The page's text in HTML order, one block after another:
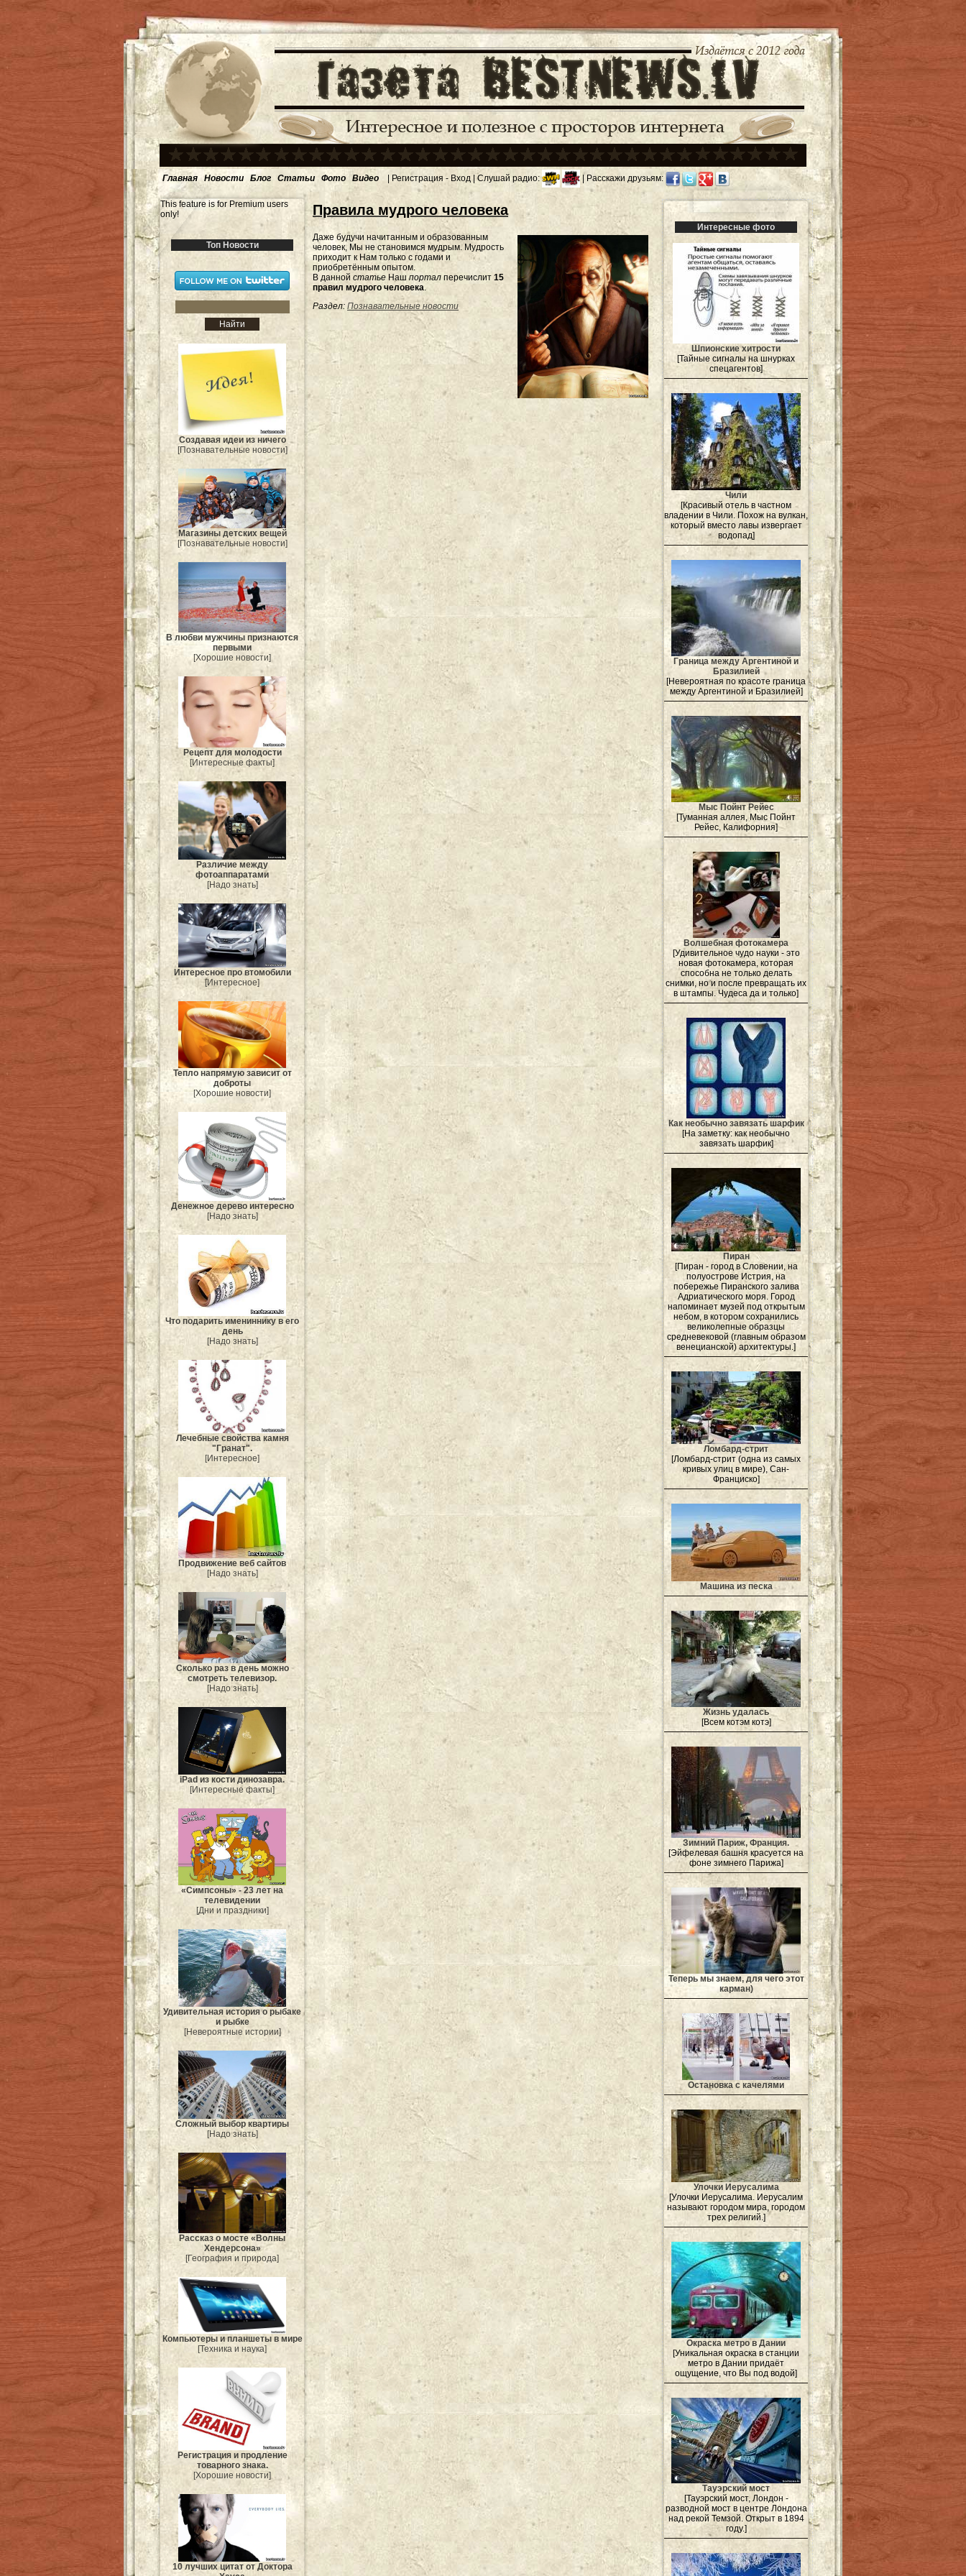
Главная Новости Блог Статьи Фото Видео | Регистрация - Вход | Слушай радио: | Расскажи друзьям:
This feature is for Premium users
only!
Топ Новости
Создавая идеи из ничего
[Познавательные новости]
Магазины детских вещей
[Познавательные новости]
В любви мужчины признаются
первыми
[Хорошие новости]
Рецепт для молодости
[Интересные факты]
Различие между
фотоаппаратами
[Надо знать]
Интересное про втомобили
[Интересное]
Тепло напрямую зависит от
доброты
[Хорошие новости]
Денежное дерево интересно
[Надо знать]
Что подарить имениннику в его
день
[Надо знать]
Лечебные свойства камня
"Гранат".
[Интересное]
Продвижение веб сайтов
[Надо знать]
Сколько раз в день можно
смотреть телевизор.
[Надо знать]
iPad из кости динозавра.
[Интересные факты]
«Симпсоны» - 23 лет на
телевидении
[Дни и праздники]
Удивительная история о рыбаке
и рыбке
[Невероятные истории]
Сложный выбор квартиры
[Надо знать]
Рассказ о мосте «Волны
Хендерсона»
[География и природа]
Компьютеры и планшеты в мире
[Техника и наука]
Регистрация и продление
товарного знака.
[Хорошие новости]
10 лучших цитат от Доктора
Правила мудрого человека
Даже будучи начитанным и образованным
человек, Мы не становимся мудрым. Мудрость
приходит к Нам только с годами и
приобретённым опытом.
В данной статье Нашпортал перечислит 15
правил мудрого человека.
Раздел: Познавательные новости
Интересные фото
Шпионские хитрости
[Тайные сигналы на шнурках
спецагентов]
Чили
[Красивый отель в частном
владении в Чили. Похож на вулкан,
который вместо лавы извергает
водопад]
Граница между Аргентиной и
Бразилией
[Невероятная по красоте граница
между Аргентиной и Бразилией]
Мыс Пойнт Рейес
[Туманная аллея, Мыс Пойнт
Рейес, Калифорния]
Волшебная фотокамера
[Удивительное чудо науки - это
новая фотокамера, которая
способна не только делать
снимки, но и после превращать их
в штампы. Чудеса да и только]
Как необычно завязать шарфик
[На заметку: как необычно
завязать шарфик]
Пиран
[Пиран - город в Словении, на
полуострове Истрия, на
побережье Пиранского залива
Адриатического моря. Город
напоминает музей под открытым
небом, в котором сохранились
великолепные образцы
средневековой (главным образом
венецианской) архитектуры.]
Ломбард-стрит
[Ломбард-стрит (одна из самых
кривых улиц в мире), Сан-
Франциско]
Машина из песка
Жизнь удалась
[Всем котэм котэ]
Зимний Париж, Франция.
[Эйфелевая башня красуется на
фоне зимнего Парижа]
Теперь мы знаем, для чего этот
карман)
Остановка с качелями
Улочки Иерусалима
[Улочки Иерусалима. Иерусалим
называют городом мира, городом
трех религий.]
Окраска метро в Дании
[Уникальная окраска в станции
метро в Дании придаёт
ощущение, что Вы под водой]
Тауэрский мост
[Тауэрский мост, Лондон -
разводной мост в центре Лондона
над рекой Темзой. Открыт в 1894
году.]